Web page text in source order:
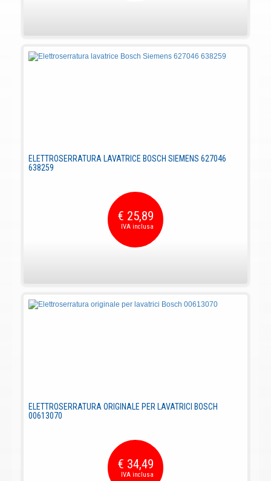
ELETTROSERRATURA LAVATRICE BOSCH SIEMENS 627046
638259
€ 25,89
ELETTROSERRATURA ORIGINALE PER LAVATRICI BOSCH
00613070
€ 34,49